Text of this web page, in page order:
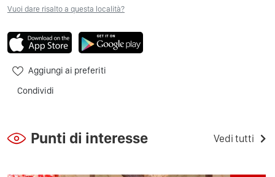
Vuoi dare risalto a questa località?
Aggiungi ai preferiti
Condividi
Punti di interesse Vedi tutti